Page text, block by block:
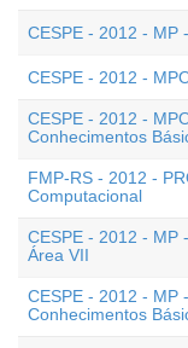
CESPE - 2012 - MP
CESPE - 2012 -
CESPE - 2012 -
Conhecimentos
FMP-RS - 2012 -
Computacional
CESPE - 2012 - MP
Área VII
CESPE - 2012 - MP
Conhecimentos